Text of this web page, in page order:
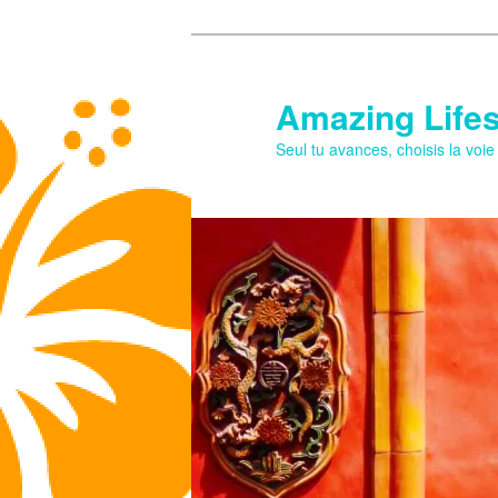
contenu
principal
Amazing
Seul tu avances, choisis la